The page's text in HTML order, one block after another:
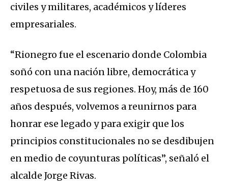
civiles y militares, académicos y líderes
empresariales.
“Rionegro fue el escenario donde Colombia
soñó con una nación libre, democrática y
respetuosa de sus regiones. Hoy, más de 160
años después, volvemos a reunirnos para
honrar ese legado y para exigir que los
principios constitucionales no se desdibujen
en medio de coyunturas políticas”, señaló el
alcalde Jorge Rivas.